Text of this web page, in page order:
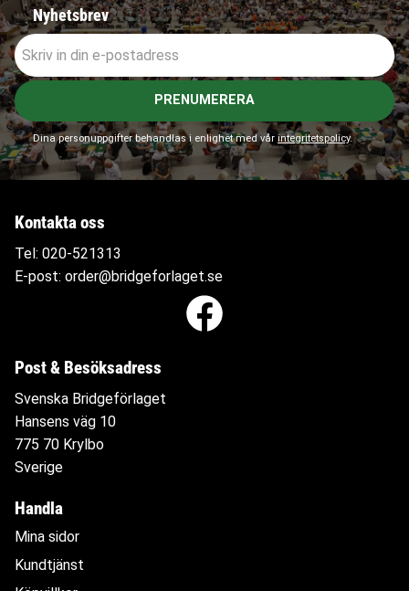
Nyhetsbrev
PRENUMERERA
Dina personuppgifter behandlas i enlighet med vår integritetspolicy.
Kontakta oss
Tel: 020-521313
E-post: order@bridgeforlaget.se
Post & Besöksadress
Svenska Bridgeförlaget
Hansens väg 10
775 70 Krylbo
Sverige
Handla
Mina sidor
Kundtjänst